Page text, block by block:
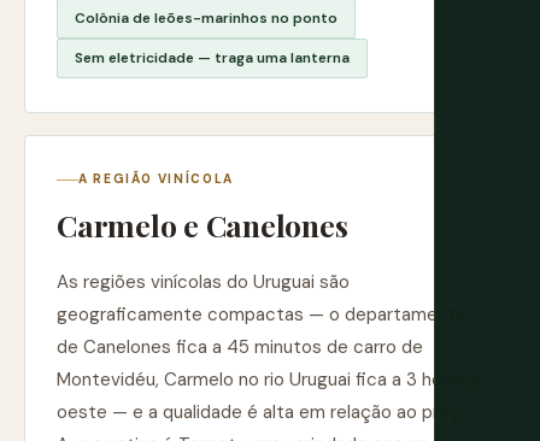
Colônia de leões-marinhos no ponto
Sem eletricidade — traga uma lanterna
A REGIÃO VINÍCOLA
Carmelo e Canelones
As regiões vinícolas do Uruguai são
geograficamente compactas — o departamento
de Canelones fica a 45 minutos de carro de
Montevidéu, Carmelo no rio Uruguai fica a 3 horas a
oeste — e a qualidade é alta em relação ao preço.